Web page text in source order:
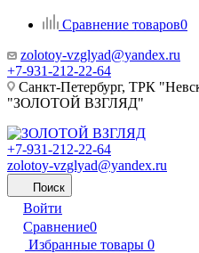
Сравнение товаров0
zolotoy-vzglyad@yandex.ru
+7-931-212-22-64
Санкт-Петербург, ТРК
"ЗОЛОТОЙ ВЗГЛЯД"
+7-931-212-22-64
zolotoy-vzglyad@yandex.ru
Поиск
Войти
Сравнение0
Избранные товары 0